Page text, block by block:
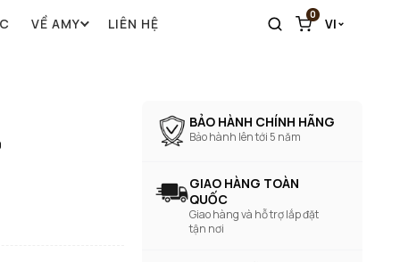
VỀ AMY LIÊN HỆ
0
VI
BẢO HÀNH CHÍNH HÃNG
Bảo hành lên tới 5 năm
GIAO HÀNG TOÀN
QUỐC
Giao hàng và hỗ trợ lắp đặt
tận nơi